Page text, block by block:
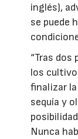
inglés),
se puede
“Tras
los
finalizar
sequía y
Nunca